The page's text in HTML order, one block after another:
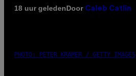
18 uur geledenDoor Caleb Catlin
PHOTO: PETER KRAMER / GETTY IMAGES